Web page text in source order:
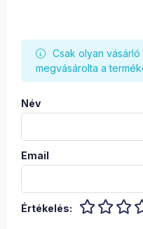
Csak olyan
megvásárolta a
Név
Email
Értékelés: